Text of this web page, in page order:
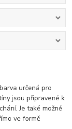
určená pro
jsou připravené k
Je také možné
ve formě